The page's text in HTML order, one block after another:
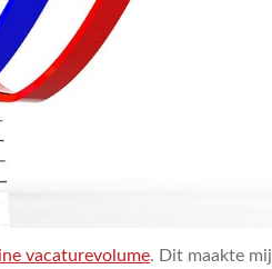
vacaturevolume. Dit maakte mij